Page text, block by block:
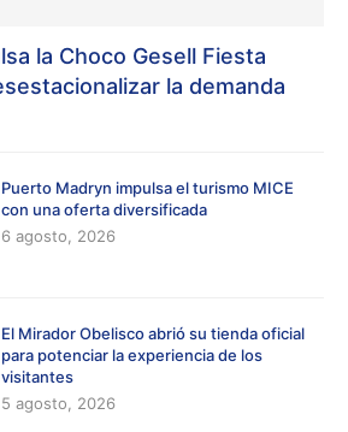
la Choco Gesell Fiesta
la demanda
Puerto Madryn impulsa el turismo MICE
con una oferta diversificada
6 agosto, 2026
El Mirador Obelisco abrió su tienda oficial
para potenciar la experiencia de los
visitantes
5 agosto, 2026